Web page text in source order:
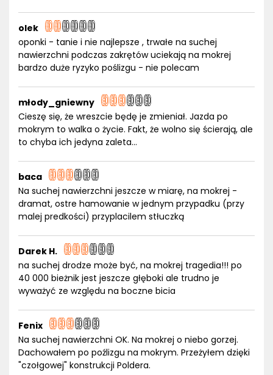
olek
oponki - tanie i nie najlepsze , trwałe na suchej
nawierzchni podczas zakrętów uciekają na mokrej
bardzo duże ryzyko poślizgu - nie polecam
młody_gniewny
Cieszę się, że wreszcie będę je zmieniał. Jazda po
mokrym to walka o życie. Fakt, że wolno się ścierają, ale
to chyba ich jedyna zaleta...
baca
Na suchej nawierzchni jeszcze w miarę, na mokrej -
dramat, ostre hamowanie w jednym przypadku (przy
malej predkości) przyplacilem stłuczką
Darek H.
na suchej drodze może być, na mokrej tragedia!!! po
40 000 bieżnik jest jeszcze głęboki ale trudno je
wyważyć ze względu na boczne bicia
Fenix
Na suchej nawierzchni OK. Na mokrej o niebo gorzej.
Dachowałem po poźlizgu na mokrym. Przeżyłem dzięki
"czołgowej" konstrukcji Poldera.